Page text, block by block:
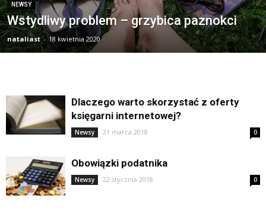
NEWSY
Wstydliwy problem – grzybica paznokci
nataliast - 18 kwietnia 2020
Dlaczego warto skorzystać z oferty
księgarni internetowej?
Newsy 21 marca 2018 0
Obowiązki podatnika
Newsy 22 stycznia 2018 0